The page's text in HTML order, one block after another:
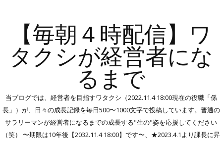
【毎朝４時配信】ワ
タクシが経営者にな
るまで
当ブログでは、経営者を目指すワタクシ（2022.11.4 18:00現在の役職「係
長」）が、日々の成長記録を毎日500〜1000文字で投稿しています。普通の
サラリーマンが経営者になるまでの成長する"生の"姿を応援してください
（笑） 〜期限は10年後【2032.11.4 18:00】です〜、★2023.4.1より課長に昇